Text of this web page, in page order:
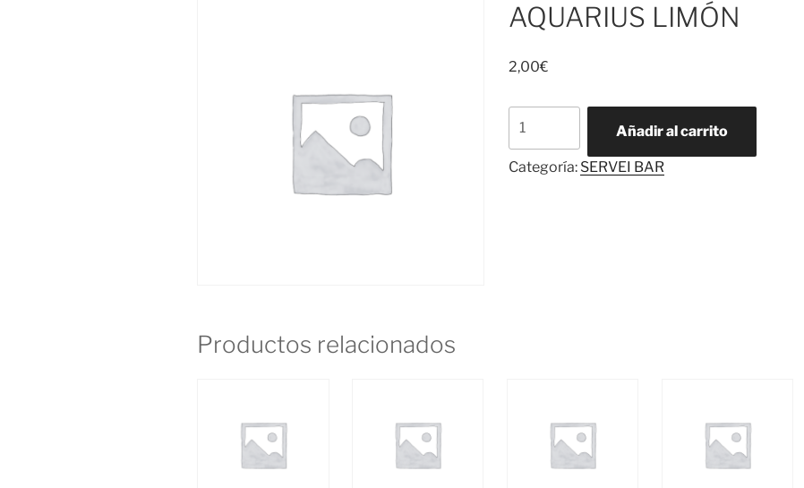
AQUARIUS LIMÓN
2,00€
LIMÓN
cantidad
Añadir al carrito
Categoría: SERVEI BAR
Productos relacionados